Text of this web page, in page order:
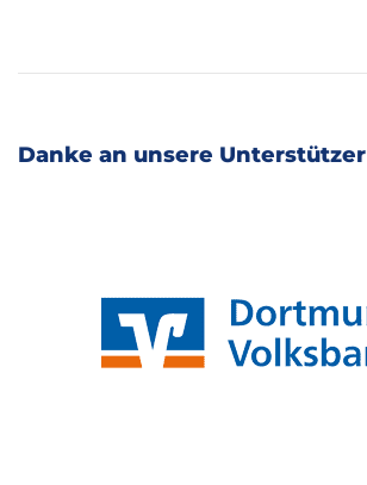
Danke an unsere Unterstützer